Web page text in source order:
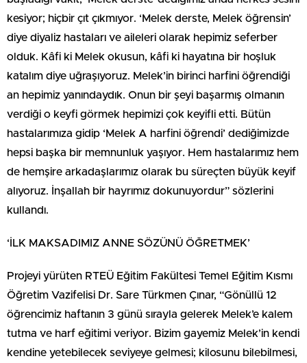
kesiyor; hiçbir çıt çıkmıyor. ‘Melek derste, Melek öğrensin’
diye diyaliz hastaları ve aileleri olarak hepimiz seferber
olduk. Kâfi ki Melek okusun, kâfi ki hayatına bir hoşluk
katalım diye uğraşıyoruz. Melek’in birinci harfini öğrendiği
an hepimiz yanındaydık. Onun bir şeyi başarmış olmanın
verdiği o keyfi görmek hepimizi çok keyifli etti. Bütün
hastalarımıza gidip ‘Melek A harfini öğrendi’ dediğimizde
hepsi başka bir memnunluk yaşıyor. Hem hastalarımız hem
de hemşire arkadaşlarımız olarak bu süreçten büyük keyif
alıyoruz. İnşallah bir hayrımız dokunuyordur” sözlerini
kullandı.
‘İLK MAKSADIMIZ ANNE SÖZÜNÜ ÖĞRETMEK’
Projeyi yürüten RTEÜ Eğitim Fakültesi Temel Eğitim Kısmı
Öğretim Vazifelisi Dr. Sare Türkmen Çınar, “Gönüllü 12
öğrencimiz haftanın 3 günü sırayla gelerek Melek’e kalem
tutma ve harf eğitimi veriyor. Bizim gayemiz Melek’in kendi
kendine yetebilecek seviyeye gelmesi; kilosunu bilebilmesi,